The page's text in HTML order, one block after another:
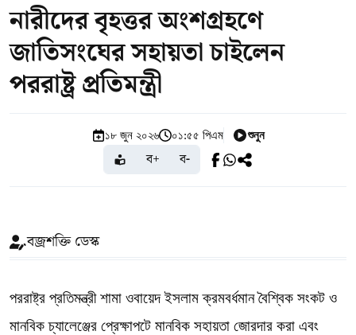
নারীদের বৃহত্তর অংশগ্রহণে
জাতিসংঘের সহায়তা চাইলেন
পররাষ্ট্র প্রতিমন্ত্রী
১৮ জুন ২০২৬ ০১:৫৫ পিএম শুনুন
ব+ ব-
বজ্রশক্তি ডেস্ক
পররাষ্ট্র প্রতিমন্ত্রী শামা ওবায়েদ ইসলাম ক্রমবর্ধমান বৈশ্বিক সংকট ও
মানবিক চ্যালেঞ্জের প্রেক্ষাপটে মানবিক সহায়তা জোরদার করা এবং